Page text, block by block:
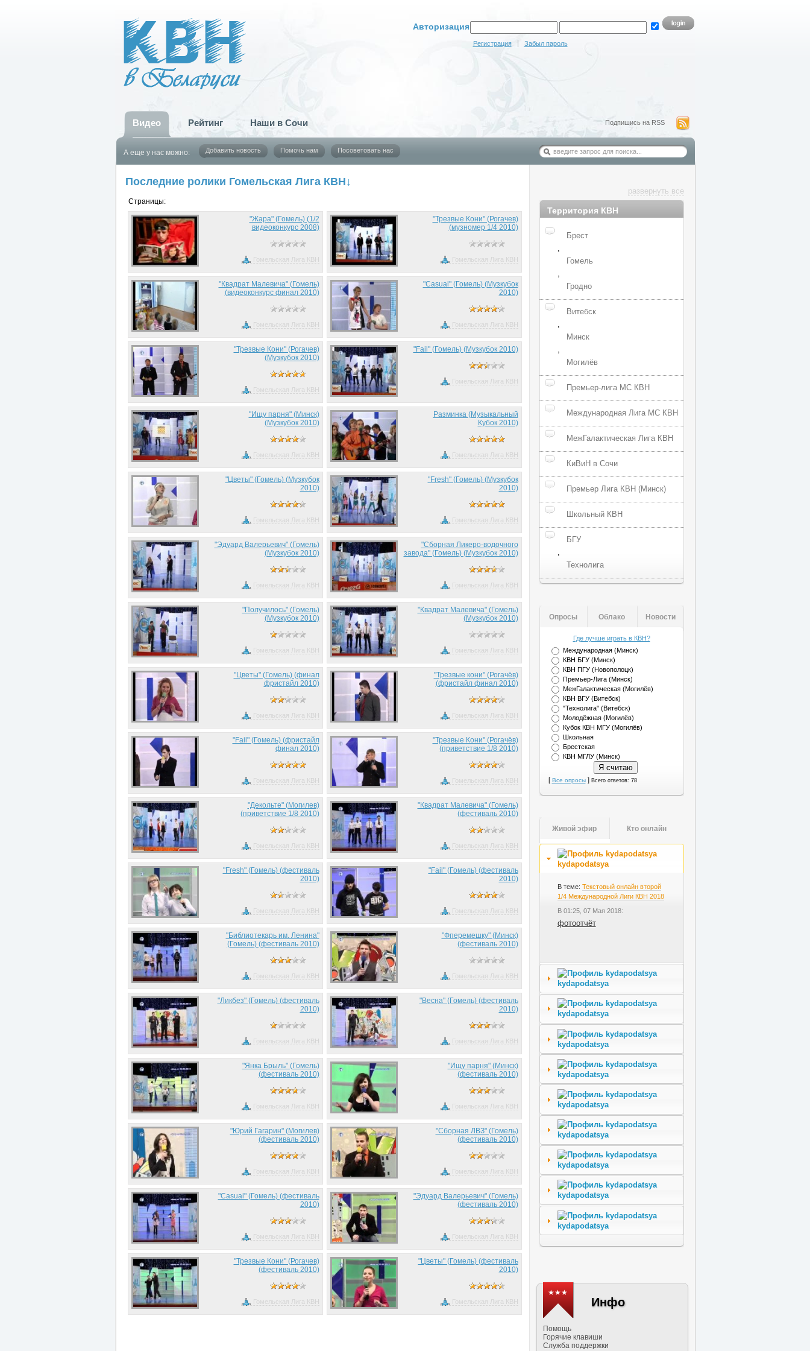
Авторизация
Регистрация Забыл пароль
Подпишись на RSS
Видео Рейтинг Наши в Сочи
А еще у нас можно: Добавить новость Помочь нам Посоветовать нас
Последние ролики Гомельская Лига КВН↓
Страницы:
"Жара" (Гомель) (1/2
видеоконкурс 2008)
Гомельская Лига КВН
"Трезвые Кони" (Рогачев)
(музномер 1/4 2010)
Гомельская Лига КВН
"Квадрат Малевича" (Гомель)
(видеоконкурс финал 2010)
Гомельская Лига КВН
"Casual" (Гомель) (Музкубок
2010)
Гомельская Лига КВН
"Трезвые Кони" (Рогачев)
(Музкубок 2010)
Гомельская Лига КВН
"Fail" (Гомель) (Музкубок 2010)
Гомельская Лига КВН
"Ищу парня" (Минск)
(Музкубок 2010)
Гомельская Лига КВН
Разминка (Музыкальный
Кубок 2010)
Гомельская Лига КВН
"Цветы" (Гомель) (Музкубок
2010)
Гомельская Лига КВН
"Fresh" (Гомель) (Музкубок
2010)
Гомельская Лига КВН
"Эдуард Валерьевич" (Гомель)
(Музкубок 2010)
Гомельская Лига КВН
"Сборная Ликеро-водочного
завода" (Гомель) (Музкубок 2010)
Гомельская Лига КВН
"Получилось" (Гомель)
(Музкубок 2010)
Гомельская Лига КВН
"Квадрат Малевича" (Гомель)
(Музкубок 2010)
Гомельская Лига КВН
"Цветы" (Гомель) (финал
фристайл 2010)
Гомельская Лига КВН
"Трезвые кони" (Рогачёв)
(фристайл финал 2010)
Гомельская Лига КВН
"Fail" (Гомель) (фристайл
финал 2010)
Гомельская Лига КВН
"Трезвые Кони" (Рогачёв)
(приветствие 1/8 2010)
Гомельская Лига КВН
"Декольте" (Могилев)
(приветствие 1/8 2010)
Гомельская Лига КВН
"Квадрат Малевича" (Гомель)
(фестиваль 2010)
Гомельская Лига КВН
"Fresh" (Гомель) (фестиваль
2010)
Гомельская Лига КВН
"Fail" (Гомель) (фестиваль
2010)
Гомельская Лига КВН
"Библиотекарь им. Ленина"
(Гомель) (фестиваль 2010)
Гомельская Лига КВН
"Фперемешку" (Минск)
(фестиваль 2010)
Гомельская Лига КВН
"Ликбез" (Гомель) (фестиваль
2010)
Гомельская Лига КВН
"Весна" (Гомель) (фестиваль
2010)
Гомельская Лига КВН
"Янка Брыль" (Гомель)
(фестиваль 2010)
Гомельская Лига КВН
"Ищу парня" (Минск)
(фестиваль 2010)
Гомельская Лига КВН
"Юрий Гагарин" (Могилев)
(фестиваль 2010)
Гомельская Лига КВН
"Сборная ЛВЗ" (Гомель)
(фестиваль 2010)
Гомельская Лига КВН
"Casual" (Гомель) (фестиваль
2010)
Гомельская Лига КВН
"Эдуард Валерьевич" (Гомель)
(фестиваль 2010)
Гомельская Лига КВН
"Трезвые Кони" (Рогачев)
(фестиваль 2010)
Гомельская Лига КВН
"Цветы" (Гомель) (фестиваль
2010)
Гомельская Лига КВН
развернуть все
Территория КВН
Брест
,
Гомель
,
Гродно
Витебск
,
Минск
,
Могилёв
Премьер-лига МС КВН
Международная Лига МС КВН
МежГалактическая Лига КВН
КиВиН в Сочи
Премьер Лига КВН (Минск)
Школьный КВН
БГУ
,
Технолига
Опросы Облако Новости
Где лучше играть в КВН?
Международная (Минск)
КВН БГУ (Минск)
КВН ПГУ (Новополоцк)
Премьер-Лига (Минск)
МежГалактическая (Могилёв)
КВН ВГУ (Витебск)
"Технолига" (Витебск)
Молодёжная (Могилёв)
Кубок КВН МГУ (Могилёв)
Школьная
Брестская
КВН МГЛУ (Минск)
[ Все опросы] Всего ответов: 78
Живой эфир Кто онлайн
kydapodatsya
В теме: Текстовый онлайн второй
1/4 Международной Лиги КВН 2018
В 01:25, 07 Мая 2018:
фотоотчёт
kydapodatsya
kydapodatsya
kydapodatsya
kydapodatsya
kydapodatsya
kydapodatsya
kydapodatsya
kydapodatsya
kydapodatsya
★★★
Инфо
Помощь
Горячие клавиши
Служба поддержки